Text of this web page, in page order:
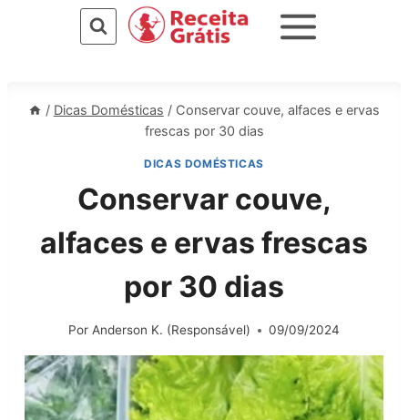
/ Dicas Domésticas / Conservar couve, alfaces e ervas
frescas por 30 dias
DICAS DOMÉSTICAS
Conservar couve,
alfaces e ervas frescas
por 30 dias
Por Anderson K. (Responsável) 09/09/2024